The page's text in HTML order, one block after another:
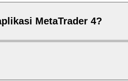
MetaTrader 4?